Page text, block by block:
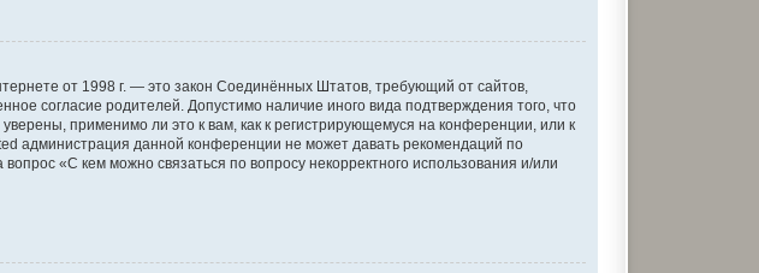
от 1998 г. — это закон Соединённых Штатов, требующий от сайтов,
согласие родителей. Допустимо наличие иного вида подтверждения того, что
применимо ли это к вам, как к регистрирующемуся на конференции, или к
администрация данной конференции не может давать рекомендаций по
«С кем можно связаться по вопросу некорректного использования и/или